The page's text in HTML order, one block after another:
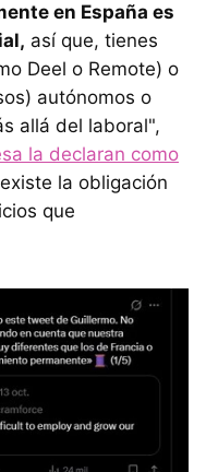
en España es
así que, tienes
Deel o Remote) o
autónomos o
allá del laboral",
la declaran como
existe la obligación
que